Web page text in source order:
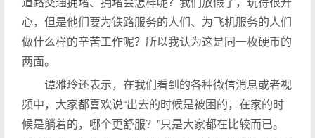
心，但是他们要为铁路服务的人们、为飞机服务的人们
做什么样的辛苦工作呢？所以我认为这是同一枚硬币的
两面。
谭雅玲还表示，在我们看到的各种微信消息或者视
频中，大家都喜欢说“出去的时候是被困的，在家的时
候是躺着的，哪个更舒服？”只是大家都在比较而已。